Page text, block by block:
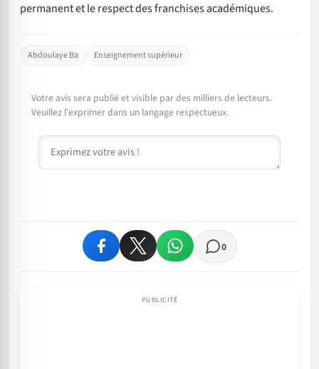
permanent et le respect des franchises académiques.
Abdoulaye Ba Enseignement supérieur
Votre avis sera publié et visible par des milliers de lecteurs.
Veuillez l'exprimer dans un langage respectueux.
Commentaire
0